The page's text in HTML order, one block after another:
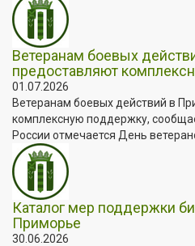
Ветеранам боевых
предоставляют
01.07.2026
Ветеранам боевых действий в
комплексную поддержку,
России отмечается День
Каталог мер поддержки
Приморье
30.06.2026